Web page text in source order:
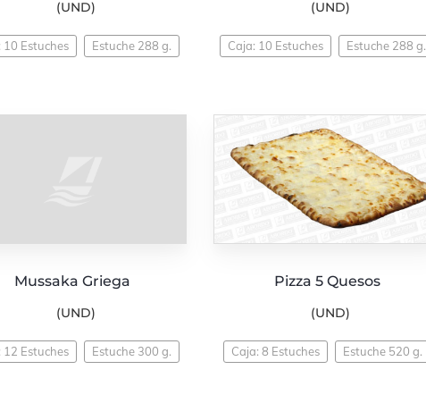
(UND)
10 Estuches Estuche 288 g.
(UND)
Caja: 10 Estuches Estuche 288 g.
Mussaka Griega
(UND)
12 Estuches Estuche 300 g.
Pizza 5 Quesos
(UND)
Caja: 8 Estuches Estuche 520 g.